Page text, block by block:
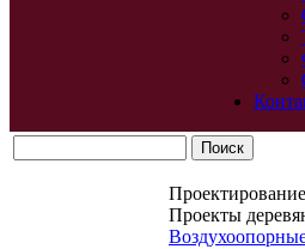
Проекты